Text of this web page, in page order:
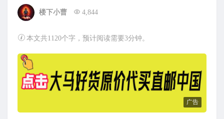
楼下小曹 4,844
本文共1120个字，预计阅读需要3分钟。
广告